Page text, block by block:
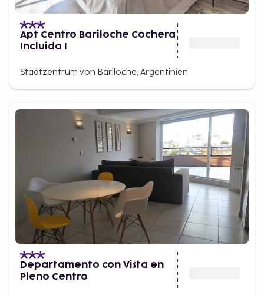
Apt Centro Bariloche Cochera
Incluida I
Stadtzentrum von Bariloche, Argentinien
Departamento con Vista en
Pleno Centro